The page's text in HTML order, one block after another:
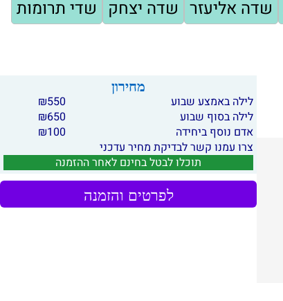
שדה אליעזר שדה יצחק שדי תרומות
מחירון
לילה באמצע שבוע 550
₪
לילה בסוף שבוע
650
₪
אדם נוסף ביחידה
100
₪
צרו עמנו קשר לבדיקת מחיר עדכני
תוכלו לבטל בחינם לאחר ההזמנה
לפרטים והזמנה